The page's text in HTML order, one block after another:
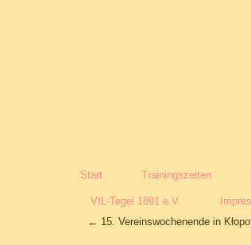
Start Trainingszeiten
VfL-Tegel 1891 e.V.
← 15. Vereinswochenende in